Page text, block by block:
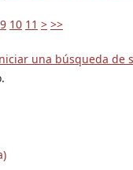
9 10 11 > >>
una búsqueda de